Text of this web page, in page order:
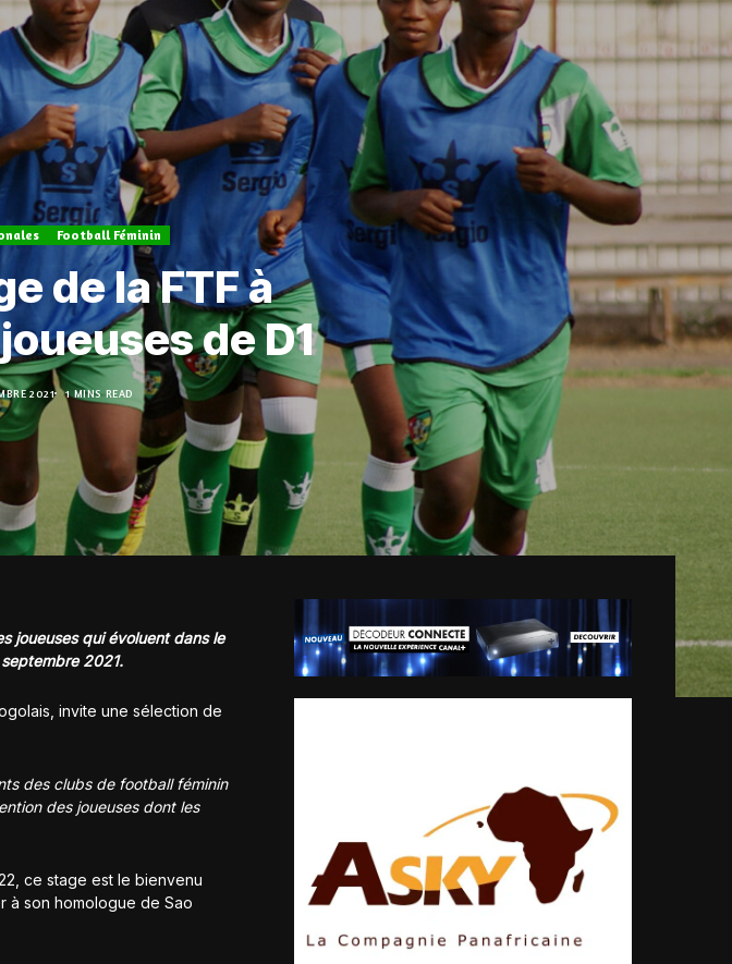
Football Féminin
de la FTF à
de D1
2021 1 MINS READ
joueuses qui évoluent dans le
2021.
invite une sélection de
des clubs de football féminin
des joueuses dont les
ce stage est le bienvenu
à son homologue de Sao